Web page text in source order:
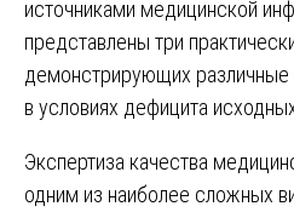
источниками медицинской
представлены три
демонстрирующих различные
в условиях дефицита
Экспертиза качества
одним из наиболее сложных